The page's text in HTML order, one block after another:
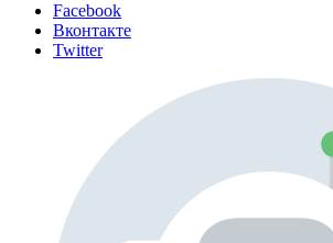
Facebook
Вконтакте
Twitter